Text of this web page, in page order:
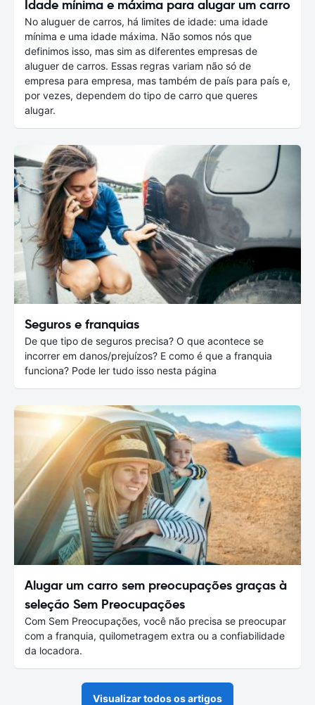
Idade mínima e máxima para alugar um carro
No aluguer de carros, há limites de idade: uma idade
mínima e uma idade máxima. Não somos nós que
definimos isso, mas sim as diferentes empresas de
aluguer de carros. Essas regras variam não só de
empresa para empresa, mas também de país para país e,
por vezes, dependem do tipo de carro que queres
alugar.
Seguros e franquias
De que tipo de seguros precisa? O que acontece se
incorrer em danos/prejuízos? E como é que a franquia
funciona? Pode ler tudo isso nesta página
Alugar um carro sem preocupações graças à
seleção Sem Preocupações
Com Sem Preocupações, você não precisa se preocupar
com a franquia, quilometragem extra ou a confiabilidade
da locadora.
Visualizar todos os artigos